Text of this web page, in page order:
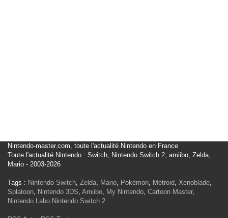
Nintendo-master.com, toute l'actualité Nintendo en France
Toute l'actualité Nintendo : Switch, Nintendo Switch 2, amiibo, Zelda,
Mario - 2003-2026
Tags : Nintendo Switch, Zelda, Mario, Pokémon, Metroid, Xenoblade,
Splatoon, Nintendo 3DS, Amiibo, My Nintendo, Cartoon Master,
Nintendo Labo Nintendo Switch 2